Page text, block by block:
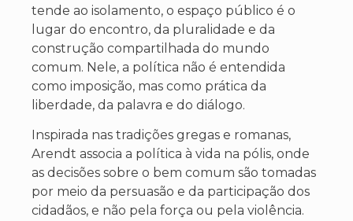
tende ao isolamento, o espaço público é o
lugar do encontro, da pluralidade e da
construção compartilhada do mundo
comum. Nele, a política não é entendida
como imposição, mas como prática da
liberdade, da palavra e do diálogo.
Inspirada nas tradições gregas e romanas,
Arendt associa a política à vida na pólis, onde
as decisões sobre o bem comum são tomadas
por meio da persuasão e da participação dos
cidadãos, e não pela força ou pela violência.